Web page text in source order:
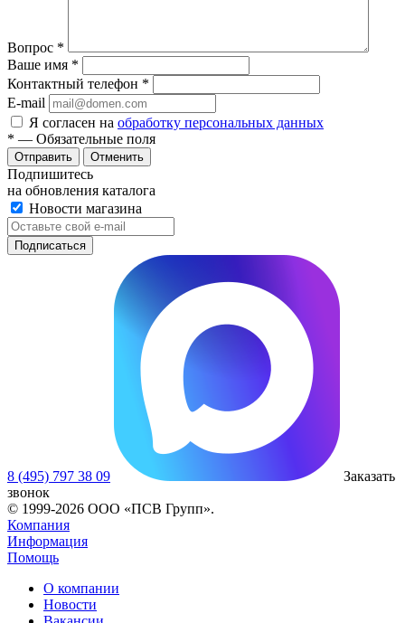
Вопрос *
Ваше имя *
Контактный телефон *
E-mail
Я согласен на обработку персональных данных
* — Обязательные поля
Отменить
Подпишитесь
на обновления каталога
Новости магазина
8 (495) 797 38 09
Заказать
звонок
© 1999-2026 ООО «ПСВ Групп».
Компания
Информация
Помощь
О компании
Новости